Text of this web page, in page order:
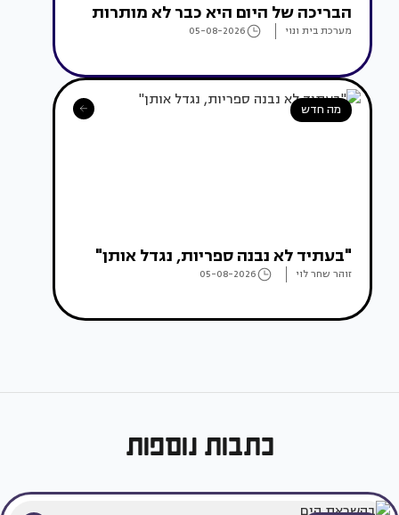
הבריכה של היום היא כבר לא מותרות
מערכת בית ונוי 05-08-2026
מה חדש
"בעתיד לא נבנה ספריות, נגדל אותן"
זוהר שחר לוי 05-08-2026
כתבות נוספות